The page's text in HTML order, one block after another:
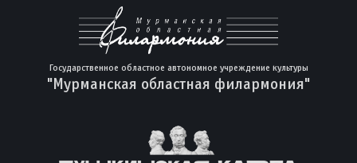
Государственное областное автономное учреждение культуры
"Мурманская областная филармония"